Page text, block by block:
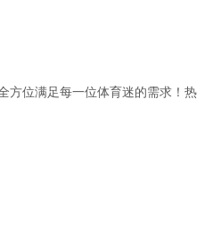
方位满足每一位体育迷的需求！热